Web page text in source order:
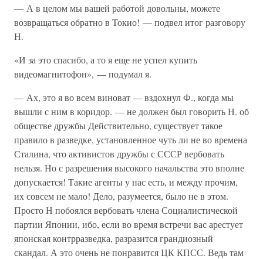
— А в целом мы вашей работой довольны, можете
возвращаться обратно в Токио! — подвел итог разговору
Н.
«И за это спасибо, а то я еще не успел купить
видеомагнитофон», — подумал я.
— Ах, это я во всем виноват — вздохнул Ф., когда мы
вышли с ним в коридор. — не должен был говорить Н. об
обществе дружбы Действительно, существует такое
правило в разведке, установленное чуть ли не во времена
Сталина, что активистов дружбы с СССР вербовать
нельзя. Но с разрешения высокого начальства это вполне
допускается! Такие агенты у нас есть, и между прочим,
их совсем не мало! Дело, разумеется, было не в этом.
Просто Н побоялся вербовать члена Социалистической
партии Японии, ибо, если во время встречи вас арестует
японская контрразведка, разразится грандиозный
скандал. А это очень не понравится ЦК КПСС. Ведь там